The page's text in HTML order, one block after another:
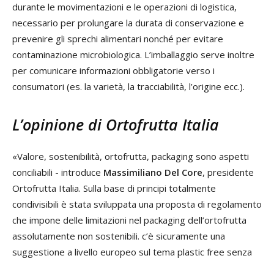
durante le movimentazioni e le operazioni di logistica,
necessario per prolungare la durata di conservazione e
prevenire gli sprechi alimentari nonché per evitare
contaminazione microbiologica. L’imballaggio serve inoltre
per comunicare informazioni obbligatorie verso i
consumatori (es. la varietà, la tracciabilità, l’origine ecc.).
L’opinione di Ortofrutta Italia
«Valore, sostenibilità, ortofrutta, packaging sono aspetti
conciliabili - introduce Massimiliano Del Core, presidente
Ortofrutta Italia. Sulla base di principi totalmente
condivisibili è stata sviluppata una proposta di regolamento
che impone delle limitazioni nel packaging dell’ortofrutta
assolutamente non sostenibili. c’è sicuramente una
suggestione a livello europeo sul tema plastic free senza